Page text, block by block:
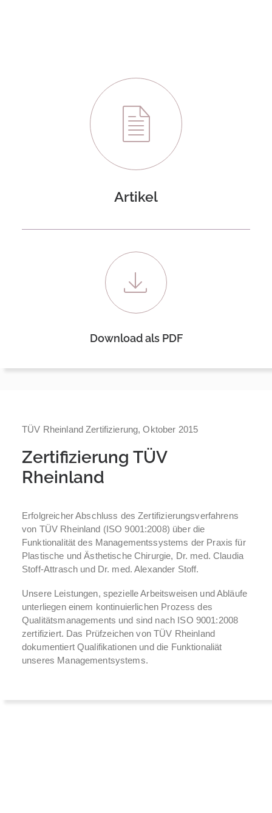
Artikel
Download als PDF
TÜV Rheinland Zertifizierung, Oktober 2015
Zertifizierung TÜV
Rheinland
Erfolgreicher Abschluss des Zertifizierungsverfahrens
von TÜV Rheinland (ISO 9001:2008) über die
Funktionalität des Managementssystems der Praxis für
Plastische und Ästhetische Chirurgie, Dr. med. Claudia
Stoff-Attrasch und Dr. med. Alexander Stoff.
Unsere Leistungen, spezielle Arbeitsweisen und Abläufe
unterliegen einem kontinuierlichen Prozess des
Qualitätsmanagements und sind nach ISO 9001:2008
zertifiziert. Das Prüfzeichen von TÜV Rheinland
dokumentiert Qualifikationen und die Funktionaliät
unseres Managementsystems.